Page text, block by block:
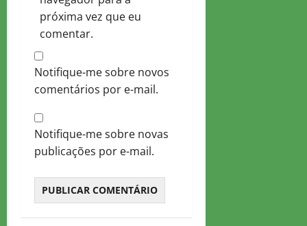
próxima vez que eu
comentar.
Notifique-me sobre novos
comentários por e-mail.
Notifique-me sobre novas
publicações por e-mail.